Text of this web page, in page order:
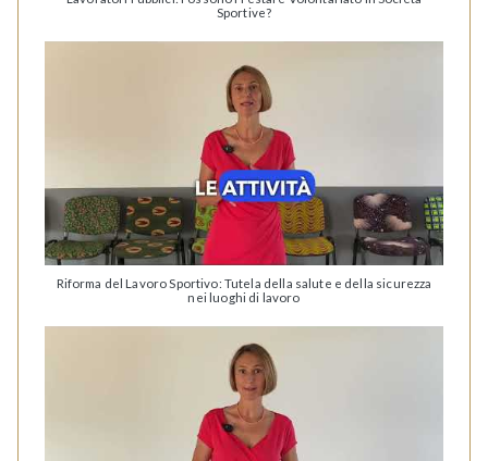
Sportive?
Riforma del Lavoro Sportivo: Tutela della salute e della sicurezza
nei luoghi di lavoro